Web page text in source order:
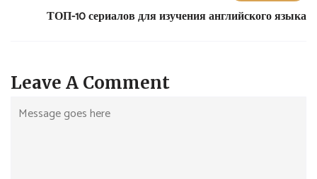
ТОП-10 сериалов для изучения английского языка
Leave A Comment